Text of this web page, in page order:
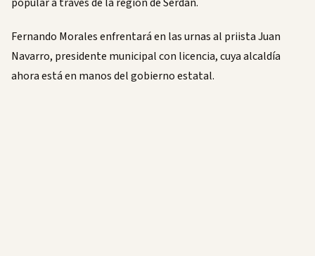
Fernando Morales enfrentará en las urnas al priista Juan
Navarro, presidente municipal con licencia, cuya alcaldía
ahora está en manos del gobierno estatal.